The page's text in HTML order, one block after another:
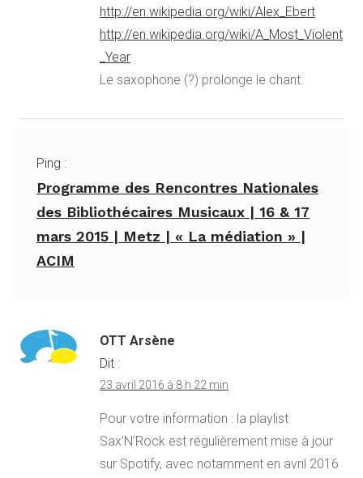
http://en.wikipedia.org/wiki/Alex_Ebert
http://en.wikipedia.org/wiki/A_Most_Violent
_Year
Le saxophone (?) prolonge le chant.
Ping :
Programme des Rencontres Nationales
des Bibliothécaires Musicaux | 16 & 17
mars 2015 | Metz | « La médiation » |
ACIM
OTT Arsène
Dit :
23 avril 2016 à 8 h 22 min
Pour votre information : la playlist
Sax’N’Rock est régulièrement mise à jour
sur Spotify, avec notamment en avril 2016